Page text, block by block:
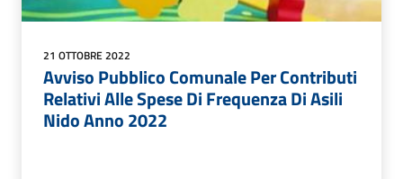
21 OTTOBRE 2022
Avviso Pubblico Comunale Per Contributi
Relativi Alle Spese Di Frequenza Di Asili
Nido Anno 2022